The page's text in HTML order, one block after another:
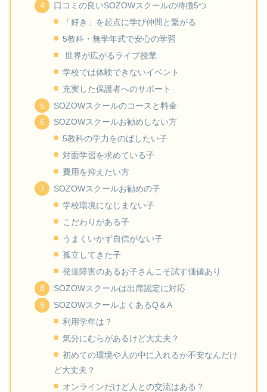
口コミの良いSOZOWスクールの特徴5つ
「好き」を起点に学び仲間と繋がる
5教科・無学年式で安心の学習
世界が広がるライブ授業
学校では体験できないイベント
充実した保護者へのサポート
SOZOWスクールのコースと料金
SOZOWスクールお勧めしない方
5教科の学力をのばしたい子
対面学習を求めている子
費用を抑えたい方
SOZOWスクールお勧めの子
学校環境になじまない子
こだわりがある子
うまくいかず自信がない子
孤立してきた子
発達障害のあるお子さんこそ試す価値あり
SOZOWスクールは出席認定に対応
SOZOWスクールよくあるQ＆A
利用学年は？
気分にむらがあるけど大丈夫？
初めての環境や人の中に入れるか不安なんだけ
ど大丈夫？
オンラインだけど人との交流はある？